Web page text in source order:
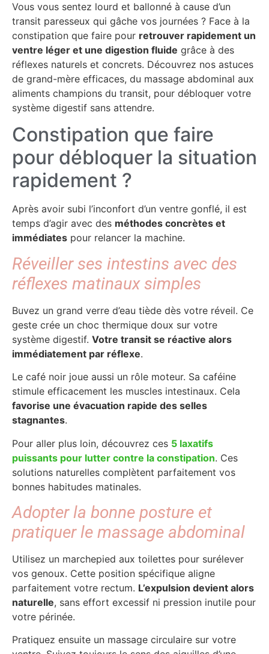
Vous vous sentez lourd et ballonné à cause d’un
transit paresseux qui gâche vos journées ? Face à la
constipation que faire pour retrouver rapidement un
ventre léger et une digestion fluide grâce à des
réflexes naturels et concrets. Découvrez nos astuces
de grand-mère efficaces, du massage abdominal aux
aliments champions du transit, pour débloquer votre
système digestif sans attendre.
Constipation que faire
pour débloquer la situation
rapidement ?
Après avoir subi l’inconfort d’un ventre gonflé, il est
temps d’agir avec des méthodes concrètes et
immédiates pour relancer la machine.
Réveiller ses intestins avec des
réflexes matinaux simples
Buvez un grand verre d’eau tiède dès votre réveil. Ce
geste crée un choc thermique doux sur votre
système digestif. Votre transit se réactive alors
immédiatement par réflexe.
Le café noir joue aussi un rôle moteur. Sa caféine
stimule efficacement les muscles intestinaux. Cela
favorise une évacuation rapide des selles
stagnantes.
Pour aller plus loin, découvrez ces 5 laxatifs
puissants pour lutter contre la constipation. Ces
solutions naturelles complètent parfaitement vos
bonnes habitudes matinales.
Adopter la bonne posture et
pratiquer le massage abdominal
Utilisez un marchepied aux toilettes pour surélever
vos genoux. Cette position spécifique aligne
parfaitement votre rectum. L’expulsion devient alors
naturelle, sans effort excessif ni pression inutile pour
votre périnée.
Pratiquez ensuite un massage circulaire sur votre